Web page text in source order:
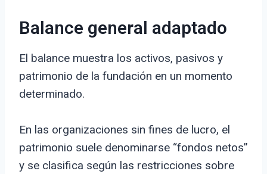
Balance general adaptado
El balance muestra los activos, pasivos y
patrimonio de la fundación en un momento
determinado.
En las organizaciones sin fines de lucro, el
patrimonio suele denominarse “fondos netos”
y se clasifica según las restricciones sobre